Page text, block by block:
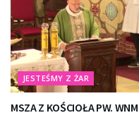
JESTEŚMY Z ŻAR
MSZA Z KOŚCIOŁA PW.